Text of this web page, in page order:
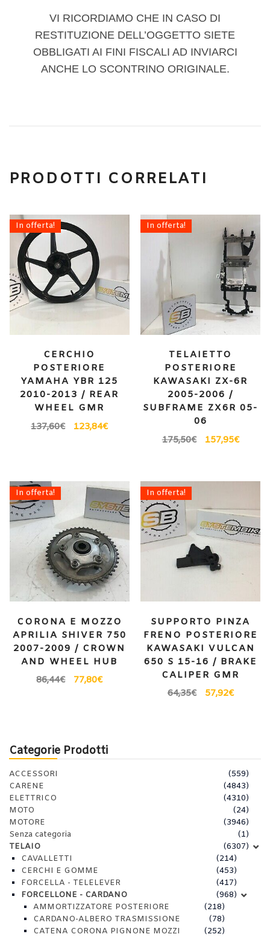
VI RICORDIAMO CHE IN CASO DI
RESTITUZIONE DELL’OGGETTO SIETE
OBBLIGATI AI FINI FISCALI AD INVIARCI
ANCHE LO SCONTRINO ORIGINALE.
PRODOTTI CORRELATI
In offerta!
CERCHIO
POSTERIORE
YAMAHA YBR 125
2010-2013 / REAR
WHEEL GMR
137,60€ 123,84€
In offerta!
TELAIETTO
POSTERIORE
KAWASAKI ZX-6R
2005-2006 /
SUBFRAME ZX6R 05-
06
175,50€ 157,95€
In offerta!
CORONA E MOZZO
APRILIA SHIVER 750
2007-2009 / CROWN
AND WHEEL HUB
86,44€ 77,80€
In offerta!
SUPPORTO PINZA
FRENO POSTERIORE
KAWASAKI VULCAN
650 S 15-16 / BRAKE
CALIPER GMR
64,35€ 57,92€
Categorie Prodotti
ACCESSORI
(559)
CARENE
(4843)
ELETTRICO
(4310)
MOTO
(24)
MOTORE
(3946)
Senza categoria
(1)
TELAIO
(6307)
CAVALLETTI
(214)
CERCHI E GOMME
(453)
FORCELLA - TELELEVER
(417)
FORCELLONE - CARDANO
(968)
AMMORTIZZATORE POSTERIORE
(218)
CARDANO-ALBERO TRASMISSIONE
(78)
CATENA CORONA PIGNONE MOZZI
(252)